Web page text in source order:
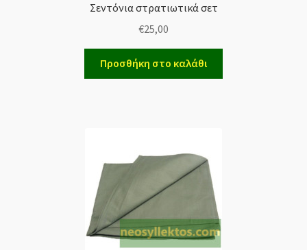
Σεντόνια στρατιωτικά σετ
€25,00
Προσθήκη στο καλάθι